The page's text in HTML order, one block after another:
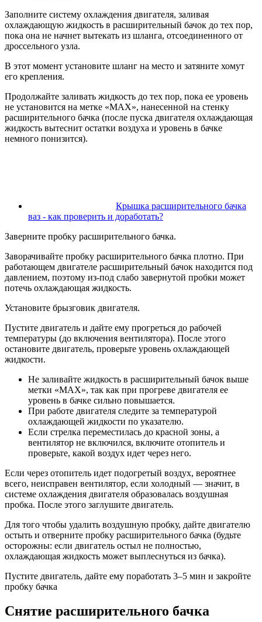
Заполните систему охлаждения двигателя, заливая
охлаждающую жидкость в расширительный бачок до тех пор,
пока она не начнет вытекать из шланга, отсоединенного от
дроссельного узла.
В этот момент установите шланг на место и затяните хомут
его крепления.
Продолжайте заливать жидкость до тех пор, пока ее уровень
не установится на метке «MAX», нанесенной на стенку
расширительного бачка (после пуска двигателя охлаждающая
жидкость вытеснит остатки воздуха и уровень в бачке
немного понизится).
Крышка расширительного бачка
ваз - как проверить и доработать?
Заверните пробку расширительного бачка.
Заворачивайте пробку расширительного бачка плотно. При
работающем двигателе расширительный бачок находится под
давлением, поэтому из-под слабо завернутой пробки может
потечь охлаждающая жидкость.
Установите брызговик двигателя.
Пустите двигатель и дайте ему прогреться до рабочей
температуры (до включения вентилятора). После этого
остановите двигатель, проверьте уровень охлаждающей
жидкости.
Не заливайте жидкость в расширительный бачок выше
метки «MAX», так как при прогреве двигателя ее
уровень в бачке сильно повышается.
При работе двигателя следите за температурой
охлаждающей жидкости по указателю.
Если стрелка переместилась до красной зоны, а
вентилятор не включился, включите отопитель и
проверьте, какой воздух идет через него.
Если через отопитель идет подогретый воздух, вероятнее
всего, неисправен вентилятор, если холодный — значит, в
системе охлаждения двигателя образовалась воздушная
пробка. После этого заглушите двигатель.
Для того чтобы удалить воздушную пробку, дайте двигателю
остыть и отверните пробку расширительного бачка (будьте
осторожны: если двигатель остыл не полностью,
охлаждающая жидкость может выплеснуться из бачка).
Пустите двигатель, дайте ему поработать 3–5 мин и закройте
пробку бачка
Снятие расширительного бачка